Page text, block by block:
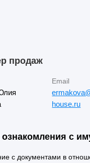
продаж
Email
house.ru
с
с документами в